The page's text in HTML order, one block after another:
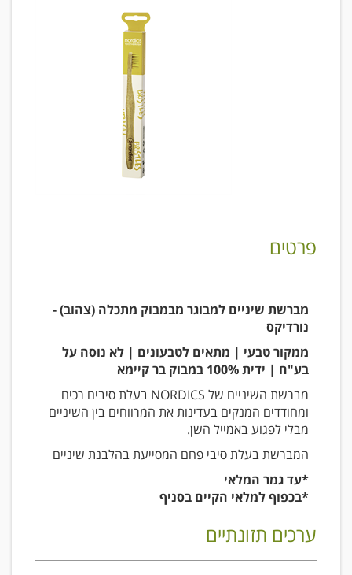
פרטים
מברשת שיניים למבוגר מבמבוק מתכלה (צהוב) -
נורדיקס
ממקור טבעי | מתאים לטבעונים | לא נוסה על
בע"ח | ידית 100% במבוק בר קיימא
מברשת השיניים של NORDICS בעלת סיבים רכים
ומחודדים המנקים בעדינות את המרווחים בין השיניים
מבלי לפגוע באמייל השן.
המברשת בעלת סיבי פחם המסייעת בהלבנת שיניים
*עד גמר המלאי
*בכפוף למלאי הקיים בסניף
ערכים תזונתיים